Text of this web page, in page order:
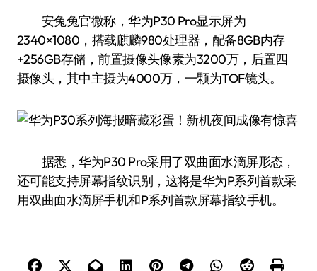
安兔兔官微称，华为P30 Pro显示屏为
2340×1080，搭载麒麟980处理器，配备8GB内存
+256GB存储，前置摄像头像素为3200万，后置四
摄像头，其中主摄为4000万，一颗为TOF镜头。
据悉，华为P30 Pro采用了双曲面水滴屏形态，
还可能支持屏幕指纹识别，这将是华为P系列首款采
用双曲面水滴屏手机和P系列首款屏幕指纹手机。